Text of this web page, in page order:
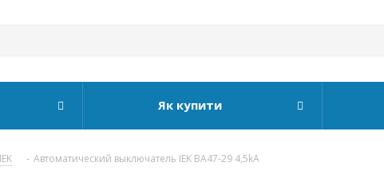
Як купити
- Автоматический выключатель IEK ВА47-29 4,5kA